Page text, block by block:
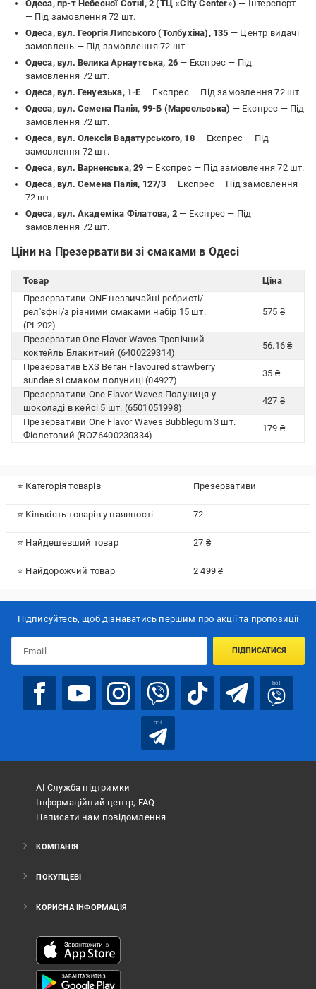
Одеса, пр-т Небесної Сотні, 2 (ТЦ «City Center») — Інтерспорт
— Під замовлення 72 шт.
Одеса, вул. Георгія Липського (Толбухіна), 135 — Центр видачі
замовлень — Під замовлення 72 шт.
Одеса, вул. Велика Арнаутська, 26 — Експрес — Під
замовлення 72 шт.
Одеса, вул. Генуезька, 1-Е — Експрес — Під замовлення 72 шт.
Одеса, вул. Семена Палія, 99-Б (Марсельська) — Експрес — Під
замовлення 72 шт.
Одеса, вул. Олексія Вадатурського, 18— Експрес — Під
замовлення 72 шт.
Одеса, вул. Варненська, 29 — Експрес — Під замовлення 72 шт.
Одеса, вул. Семена Палія, 127/3 — Експрес — Під замовлення
72 шт.
Одеса, вул. Академіка Філатова, 2 — Експрес — Під
замовлення 72 шт.
Ціни на Презервативи зі смаками в Одесі
Товар
Ціна
Презервативи ONE незвичайні ребристі/
рел'єфні/з різними смаками набір 15 шт.
(PL202)
575 ₴
Презерватив One Flavor Waves Тропічний
коктейль Блакитний (6400229314)
56.16 ₴
Презерватив EXS Веган Flavoured strawberry
sundae зі смаком полуниці (04927)
35 ₴
Презервативи One Flavor Waves Полуниця у
шоколаді в кейсі 5 шт. (6501051998)
427 ₴
Презервативи One Flavor Waves Bubblegum 3 шт.
Фіолетовий (ROZ6400230334)
179 ₴
⭐ Категорія товарів Презервативи
⭐ Кількість товарів у наявності 72
⭐ Найдешевший товар 27 ₴
⭐ Найдорожчий товар 2 499 ₴
Підписуйтесь, щоб дізнаватись першим про акції та пропозиції
ПІДПИСАТИСЯ
bot
bot
АІ Служба підтримки
Інформаційний центр, FAQ
Написати нам повідомлення
КОМПАНІЯ
ПОКУПЦЕВІ
КОРИСНА ІНФОРМАЦІЯ